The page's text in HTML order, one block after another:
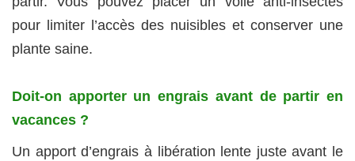
pour limiter l’accès des nuisibles et conserver une
plante saine.
Doit-on apporter un engrais avant de partir en
vacances ?
Un apport d’engrais à libération lente juste avant le